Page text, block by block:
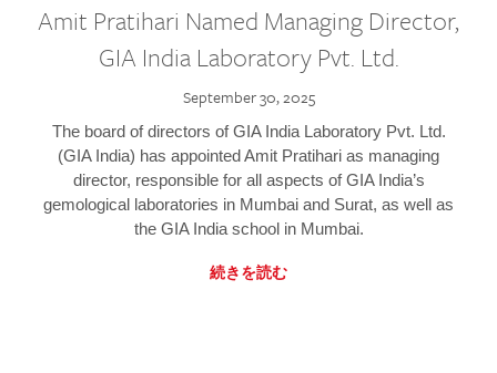
Amit Pratihari Named Managing Director,
GIA India Laboratory Pvt. Ltd.
September 30, 2025
The board of directors of GIA India Laboratory Pvt. Ltd.
(GIA India) has appointed Amit Pratihari as managing
director, responsible for all aspects of GIA India’s
gemological laboratories in Mumbai and Surat, as well as
the GIA India school in Mumbai.
続きを読む